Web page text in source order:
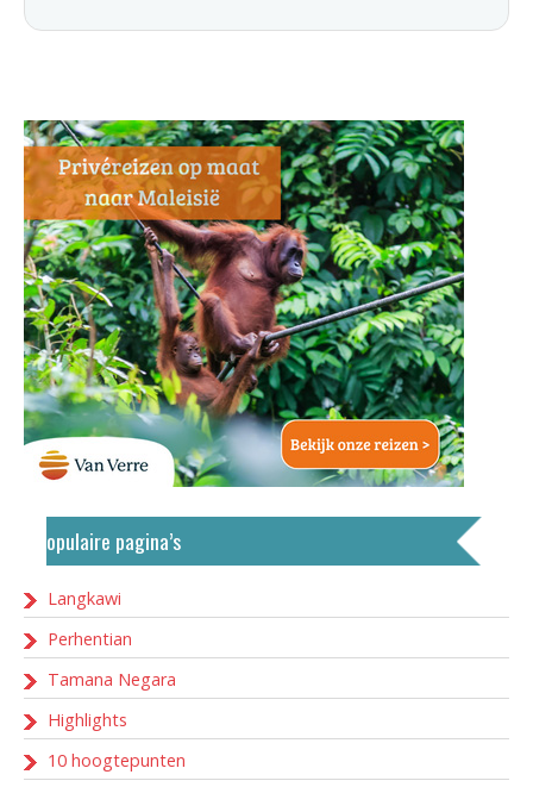
Populaire pagina’s
Langkawi
Perhentian
Tamana Negara
Highlights
10 hoogtepunten